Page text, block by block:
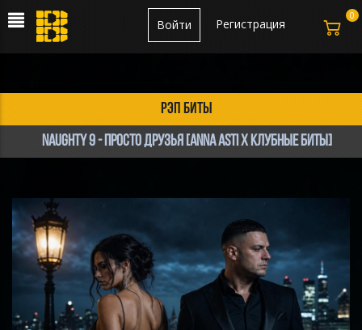
Регистрация
Войти
рэп биты
Naughty 9 - Просто Друзья [Anna Asti х Клубные Биты]
0